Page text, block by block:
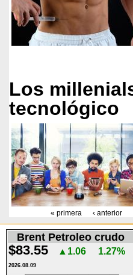
Los
tecnológico
Páginas« primera ‹ anterior
Brent Petroleo crudo
$83.55 ▲1.06 1.27%
2026.08.09